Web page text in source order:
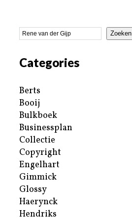
Zoeken
Categories
Berts
Booij
Bulkboek
Businessplan
Collectie
Copyright
Engelhart
Gimmick
Glossy
Haerynck
Hendriks